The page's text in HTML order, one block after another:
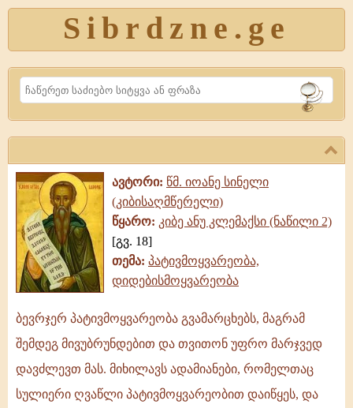
Sibrdzne.ge
Search
ავტორი: წმ. იოანე სინელი
(კიბისაღმწერელი)
წყარო: კიბე ანუ კლემაქსი (ნაწილი 2)
[გვ. 18]
თემა: პატივმოყვარეობა,
დიდებისმოყვარეობა
ბევრჯერ
პატივმოყვარეობა
გვამარცხებს,
მაგრამ
ბევრჯერ პატივმოყვარეობა გვამარცხებს, მაგრამ
შემდეგ მივუბრუნდებით და თვითონ უფრო მარჯვედ
დავძლევთ მას. მიხილავს ადამიანები, რომელთაც
სულიერი ღვაწლი პატივმოყვარეობით დაიწყეს, და